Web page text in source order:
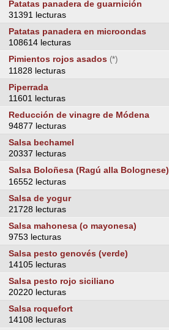
Patatas panadera de guarnición
31391 lecturas
Patatas panadera en microondas
108614 lecturas
Pimientos rojos asados (*)
11828 lecturas
Piperrada
11601 lecturas
Reducción de vinagre de Módena
94877 lecturas
Salsa bechamel
20337 lecturas
Salsa Boloñesa (Ragú alla Bolognese)
16552 lecturas
Salsa de yogur
21728 lecturas
Salsa mahonesa (o mayonesa)
9753 lecturas
Salsa pesto genovés (verde)
14105 lecturas
Salsa pesto rojo siciliano
20220 lecturas
Salsa roquefort
14108 lecturas